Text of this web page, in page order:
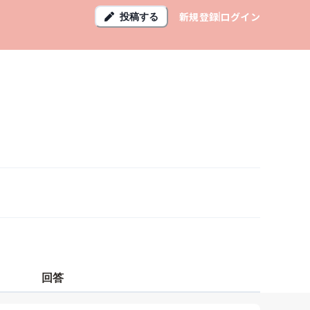
投稿する 新規登録ログイン
回答